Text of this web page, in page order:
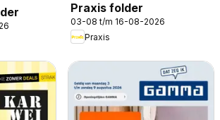
Praxis folder
03-08 t/m 16-08-2026
Praxis